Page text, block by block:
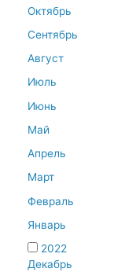
Октябрь
Сентябрь
Август
Июль
Июнь
Май
Апрель
Март
Февраль
Январь
2022
Декабрь